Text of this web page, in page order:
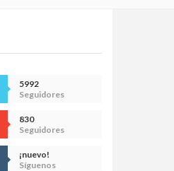
5992
Seguidores
830
Seguidores
¡nuevo!
Síguenos